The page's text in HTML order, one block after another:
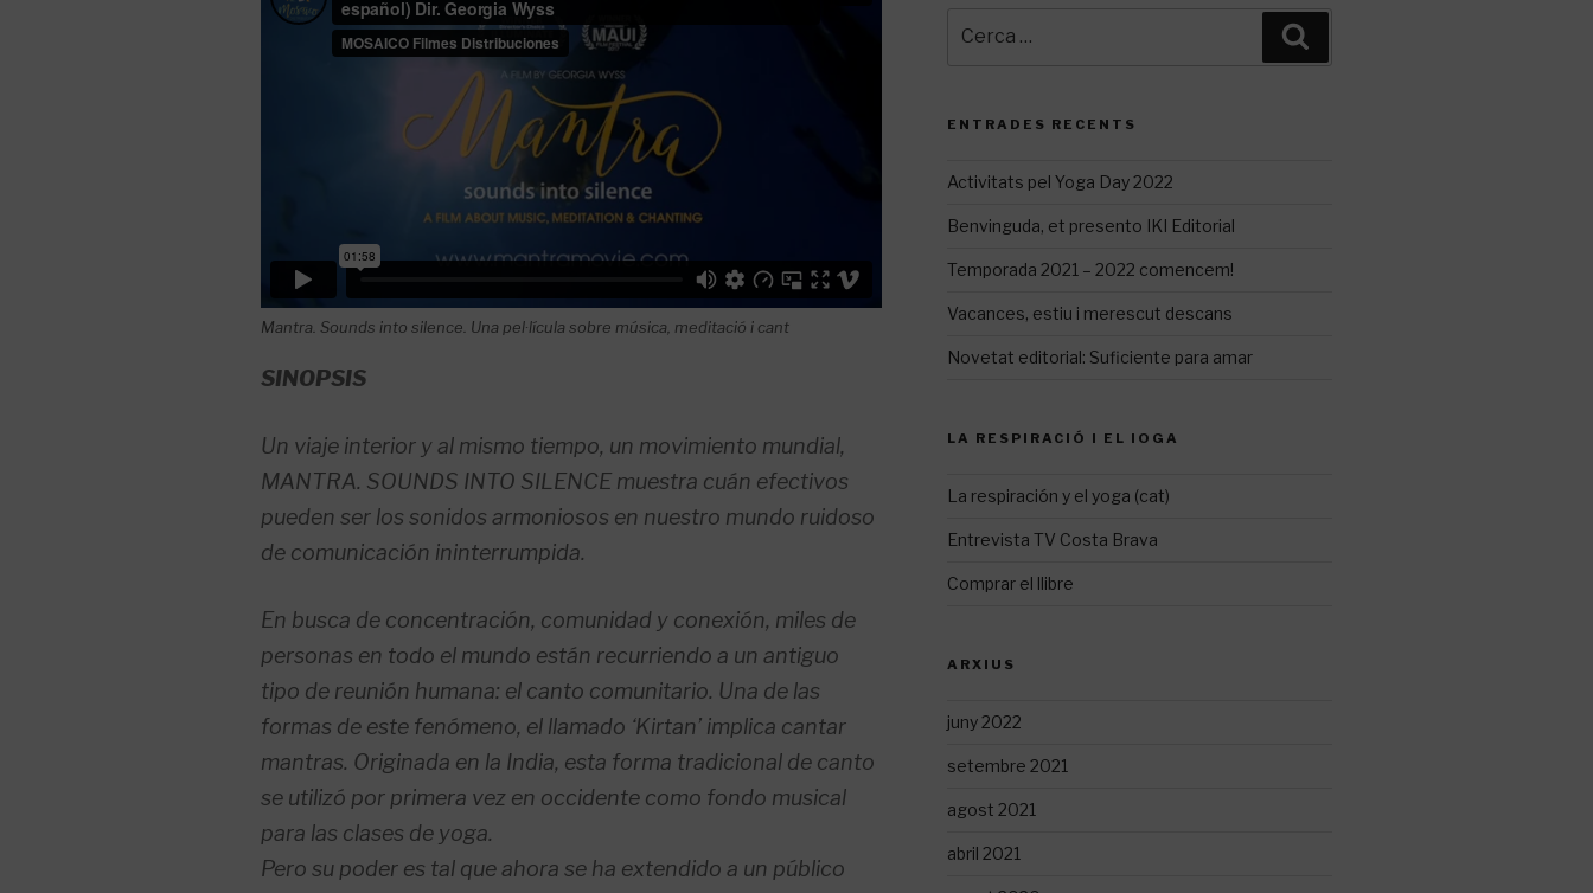
Mantra. Sounds into silence. Una pel·lícula sobre música, meditació i cant
SINOPSIS
Un viaje interior y al mismo tiempo, un movimiento mundial,
MANTRA. SOUNDS INTO SILENCE muestra cuán efectivos
pueden ser los sonidos armoniosos en nuestro mundo ruidoso
de comunicación ininterrumpida.
En busca de concentración, comunidad y conexión, miles de
personas en todo el mundo están recurriendo a un antiguo
tipo de reunión humana: el canto comunitario. Una de las
formas de este fenómeno, el llamado ‘Kirtan’ implica cantar
mantras. Originada en la India, esta forma tradicional de canto
se utilizó por primera vez en occidente como fondo musical
para las clases de yoga.
Pero su poder es tal que ahora se ha extendido a un público
ENTRADES RECENTS
Activitats pel Yoga Day 2022
Benvinguda, et presento IKI Editorial
Temporada 2021 – 2022 comencem!
Vacances, estiu i merescut descans
Novetat editorial: Suficiente para amar
LA RESPIRACIÓ I EL IOGA
La respiración y el yoga (cat)
Entrevista TV Costa Brava
Comprar el llibre
ARXIUS
juny 2022
setembre 2021
agost 2021
abril 2021